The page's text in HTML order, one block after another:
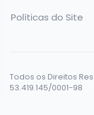
Políticas do Site
Todos os Direitos
53.419.145/0001-98